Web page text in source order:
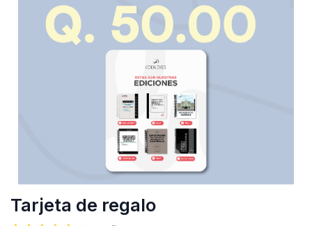
Tarjeta de regalo